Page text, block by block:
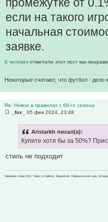
если на такого
начальная
заявке.
8 человек отметили этот пост как
Некоторые считают, что футбол -
Re: Новое в правилах с 68-го сезона
_fox_
05 фев 2024, 23:48
Aristarkh писал(а):
Купите хотя бы за 50%?
стиль не подходит
Чемпион стран (12): Теркс и Кайкос, Бразилия, Сейшельские о-ва,